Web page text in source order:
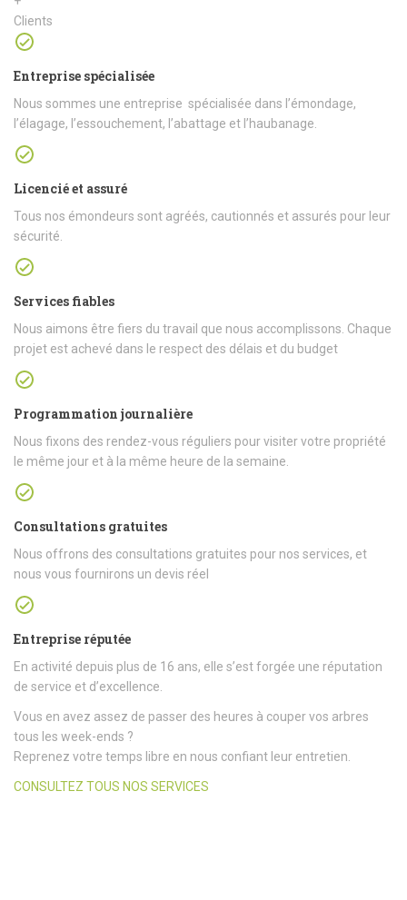
Clients
Entreprise spécialisée
Nous sommes une entreprise spécialisée dans l’émondage,
l’élagage, l’essouchement, l’abattage et l’haubanage.
Licencié et assuré
Tous nos émondeurs sont agréés, cautionnés et assurés pour leur
sécurité.
Services fiables
Nous aimons être fiers du travail que nous accomplissons. Chaque
projet est achevé dans le respect des délais et du budget
Programmation journalière
Nous fixons des rendez-vous réguliers pour visiter votre propriété
le même jour et à la même heure de la semaine.
Consultations gratuites
Nous offrons des consultations gratuites pour nos services, et
nous vous fournirons un devis réel
Entreprise réputée
En activité depuis plus de 16 ans, elle s’est forgée une réputation
de service et d’excellence.
Vous en avez assez de passer des heures à couper vos arbres
tous les week-ends ?
Reprenez votre temps libre en nous confiant leur entretien.
CONSULTEZ TOUS NOS SERVICES